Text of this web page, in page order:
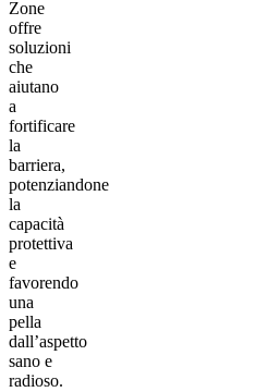
Zone
offre
soluzioni
che
aiutano
a
fortificare
la
barriera,
potenziandone
la
capacità
protettiva
e
favorendo
una
pella
dall’aspetto
sano e
radioso.